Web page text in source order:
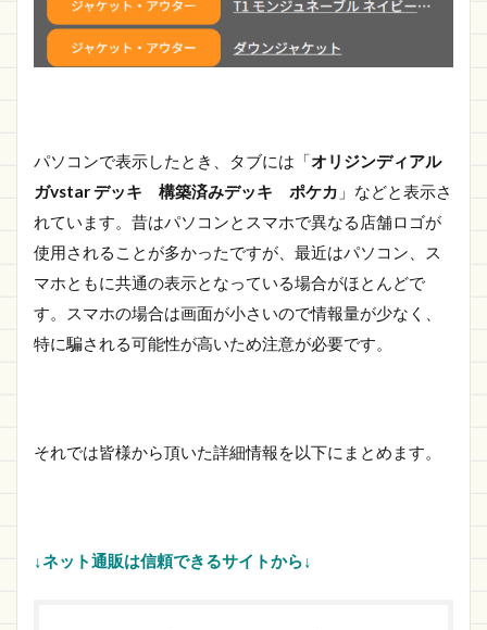
パソコンで表示したとき、タブには「オリジンディアル
ガvstar デッキ 構築済みデッキ ポケカ 」などと表示さ
れています。昔はパソコンとスマホで異なる店舗ロゴが
使用されることが多かったですが、最近はパソコン、ス
マホともに共通の表示となっている場合がほとんどで
す。スマホの場合は画面が小さいので情報量が少なく、
特に騙される可能性が高いため注意が必要です。
それでは皆様から頂いた詳細情報を以下にまとめます。
↓ネット通販は信頼できるサイトから↓